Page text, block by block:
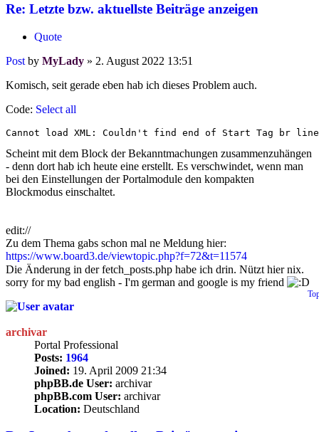
Re: Letzte bzw. aktuellste Beiträge anzeigen
Quote
Post by MyLady » 2. August 2022 13:51
Komisch, seit gerade eben hab ich dieses Problem auch.
Code: Select all
Cannot load XML: Couldn't find end of Start Tag br
Scheint mit dem Block der Bekanntmachungen zusammenzuhängen
- denn dort hab ich heute eine erstellt. Es verschwindet, wenn man
bei den Einstellungen der Portalmodule den kompakten
Blockmodus einschaltet.
edit://
Zu dem Thema gabs schon mal ne Meldung hier:
https://www.board3.de/viewtopic.php?f=72&t=11574
Die Änderung in der fetch_posts.php habe ich drin. Nützt hier nix.
sorry for my bad english - I'm german and google is my friend
archivar
Portal Professional
Posts: 1964
Joined: 19. April 2009 21:34
phpBB.de User: archivar
phpBB.com User: archivar
Location: Deutschland